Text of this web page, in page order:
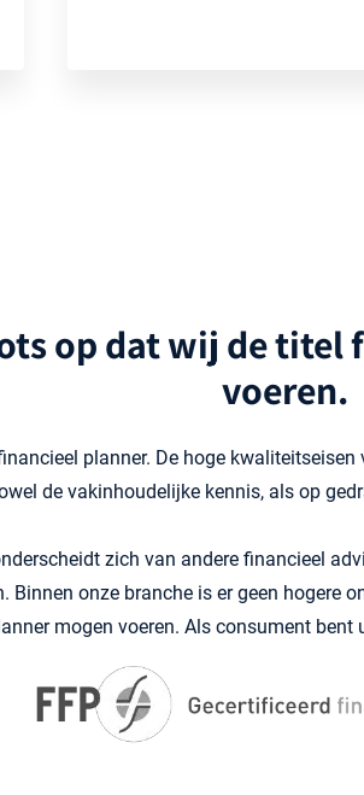
op dat wij de titel
voeren.
planner. De hoge
de vakinhoudelijke kennis, als op
zich van andere financieel
Binnen onze branche is er geen hogere
mogen voeren. Als consument bent